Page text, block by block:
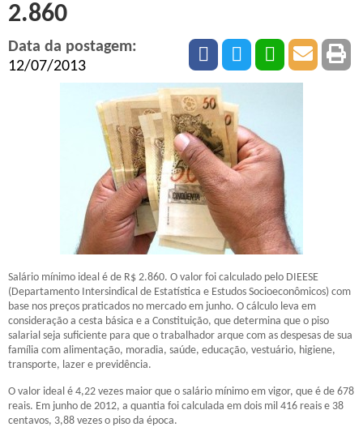
2.860
Data da postagem:
12/07/2013
Salário mínimo ideal é de R$ 2.860. O valor foi calculado pelo DIEESE
(Departamento Intersindical de Estatística e Estudos Socioeconômicos) com
base nos preços praticados no mercado em junho. O cálculo leva em
consideração a cesta básica e a Constituição, que determina que o piso
salarial seja suficiente para que o trabalhador arque com as despesas de sua
família com alimentação, moradia, saúde, educação, vestuário, higiene,
transporte, lazer e previdência.
O valor ideal é 4,22 vezes maior que o salário mínimo em vigor, que é de 678
reais. Em junho de 2012, a quantia foi calculada em dois mil 416 reais e 38
centavos, 3,88 vezes o piso da época.